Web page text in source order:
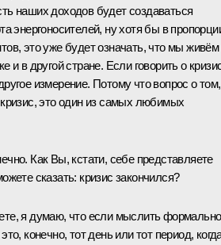
наших доходов будет создаваться
энергоносителей, ну хотя бы в
это уже будет означать, что мы живём
и в другой стране. Если говорить о
измерение. Потому что вопрос о том,
кризис, это один из самых любимых
Как Вы, кстати, себе представляете
сказать: кризис закончился?
я думаю, что если мыслить формально
конечно, тот день или тот период,